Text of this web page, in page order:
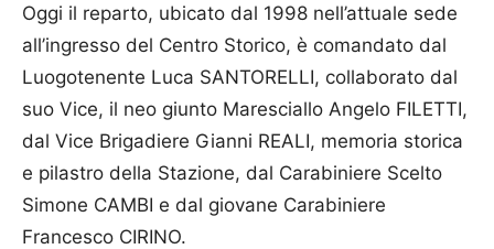
Oggi il reparto, ubicato dal 1998 nell’attuale sede
all’ingresso del Centro Storico, è comandato dal
Luogotenente Luca SANTORELLI, collaborato dal
suo Vice, il neo giunto Maresciallo Angelo FILETTI,
dal Vice Brigadiere Gianni REALI, memoria storica
e pilastro della Stazione, dal Carabiniere Scelto
Simone CAMBI e dal giovane Carabiniere
Francesco CIRINO.